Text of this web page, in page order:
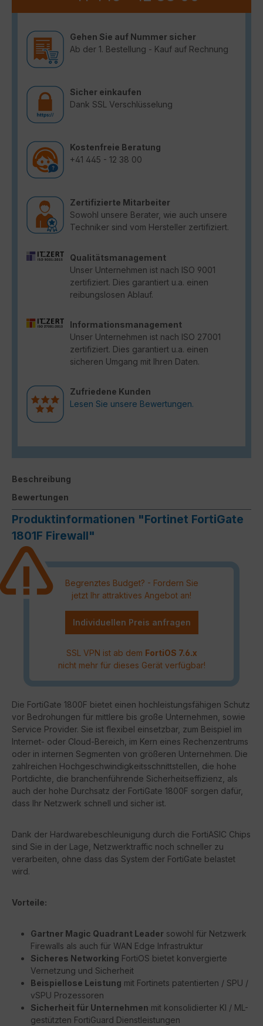
Gehen Sie auf Nummer sicher
Ab der 1. Bestellung - Kauf auf Rechnung
Sicher einkaufen
Dank SSL Verschlüsselung
Kostenfreie Beratung
+41 445 - 12 38 00
Zertifizierte Mitarbeiter
Sowohl unsere Berater, wie auch unsere
Techniker sind vom Hersteller zertifiziert.
Qualitätsmanagement
Unser Unternehmen ist nach ISO 9001
zertifiziert. Dies garantiert u.a. einen
reibungslosen Ablauf.
Informationsmanagement
Unser Unternehmen ist nach ISO 27001
zertifiziert. Dies garantiert u.a. einen
sicheren Umgang mit Ihren Daten.
Zufriedene Kunden
Lesen Sie unsere Bewertungen.
Beschreibung
Bewertungen
Produktinformationen "Fortinet FortiGate
1801F Firewall"
Begrenztes Budget? - Fordern Sie
jetzt Ihr attraktives Angebot an!
Individuellen Preis anfragen
SSL VPN ist ab dem FortiOS 7.6.x
nicht mehr für dieses Gerät verfügbar!
Die FortiGate 1800F bietet einen hochleistungsfähigen Schutz
vor Bedrohungen für mittlere bis große Unternehmen, sowie
Service Provider. Sie ist flexibel einsetzbar, zum Beispiel im
Internet- oder Cloud-Bereich, im Kern eines Rechenzentrums
oder in internen Segmenten von größeren Unternehmen. Die
zahlreichen Hochgeschwindigkeitsschnittstellen, die hohe
Portdichte, die branchenführende Sicherheitseffizienz, als
auch der hohe Durchsatz der FortiGate 1800F sorgen dafür,
dass Ihr Netzwerk schnell und sicher ist.
Dank der Hardwarebeschleunigung durch die FortiASIC Chips
sind Sie in der Lage, Netzwerktraffic noch schneller zu
verarbeiten, ohne dass das System der FortiGate belastet
wird.
Vorteile:
Gartner Magic Quadrant Leader sowohl für Netzwerk
Firewalls als auch für WAN Edge Infrastruktur
Sicheres Networking FortiOS bietet konvergierte
Vernetzung und Sicherheit
Beispiellose Leistung mit Fortinets patentierten / SPU /
vSPU Prozessoren
Sicherheit für Unternehmen mit konsolidierter KI / ML-
gestützten FortiGuard Dienstleistungen